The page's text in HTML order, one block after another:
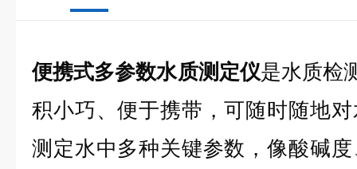
便携式多参数水质测定仪是水质检
积小巧、便于携带，可随时随地
测定水中多种关键参数，像酸碱